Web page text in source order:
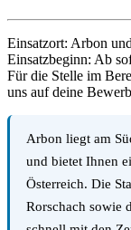
Einsatzort: Arbon
Einsatzbeginn: Ab
Für die Stelle im
uns auf deine
Arbon liegt am
und bietet Ihnen
Österreich. Die
Rorschach sowie